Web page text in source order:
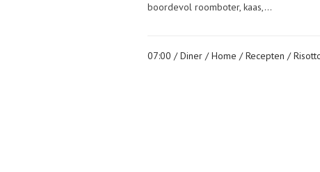
boordevol roomboter, kaas,...
07:00 /Diner /Home /Recepten /